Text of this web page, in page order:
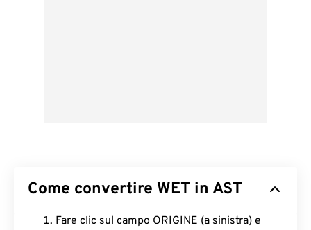
Come convertire WET in AST
Fare clic sul campo ORIGINE (a sinistra) e